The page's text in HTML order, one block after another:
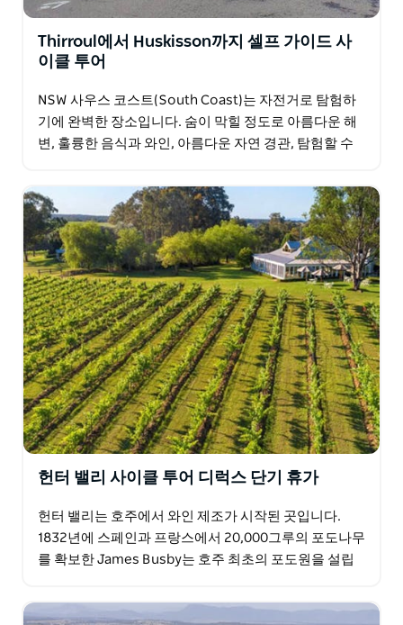
Thirroul에서 Huskisson까지 셀프 가이드 사
이클 투어
NSW 사우스 코스트(South Coast)는 자전거로 탐험하
기에 완벽한 장소입니다. 숨이 막힐 정도로 아름다운 해
변, 훌륭한 음식과 와인, 아름다운 자연 경관, 탐험할 수
헌터 밸리 사이클 투어 디럭스 단기 휴가
헌터 밸리는 호주에서 와인 제조가 시작된 곳입니다.
1832년에 스페인과 프랑스에서 20,000그루의 포도나무
를 확보한 James Busby는 호주 최초의 포도원을 설립